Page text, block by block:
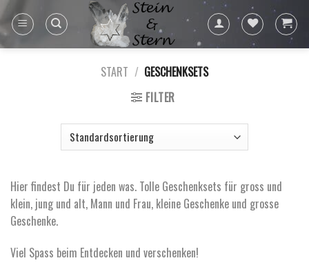
Skip
to
content
START / GESCHENKSETS
FILTER
Hier findest Du für jeden was. Tolle Geschenksets für gross und
klein, jung und alt, Mann und Frau, kleine Geschenke und grosse
Geschenke.
Viel Spass beim Entdecken und verschenken!